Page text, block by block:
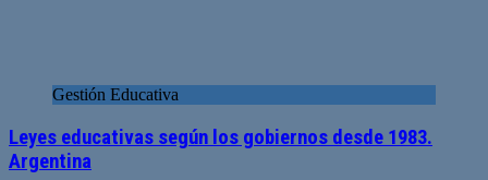
Gestión Educativa
Leyes educativas según los gobiernos desde 1983.
Argentina